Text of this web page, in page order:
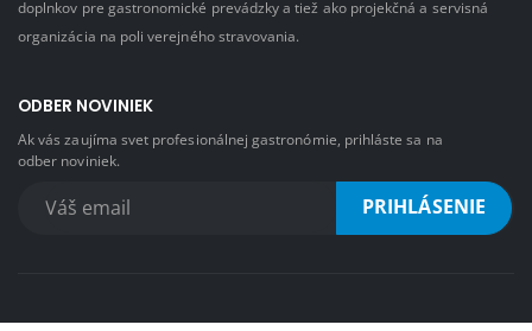
doplnkov pre gastronomické prevádzky a tiež ako projekčná a servisná
organizácia na poli verejného stravovania.
ODBER NOVINIEK
Ak vás zaujíma svet profesionálnej gastronómie, prihláste sa na
odber noviniek.